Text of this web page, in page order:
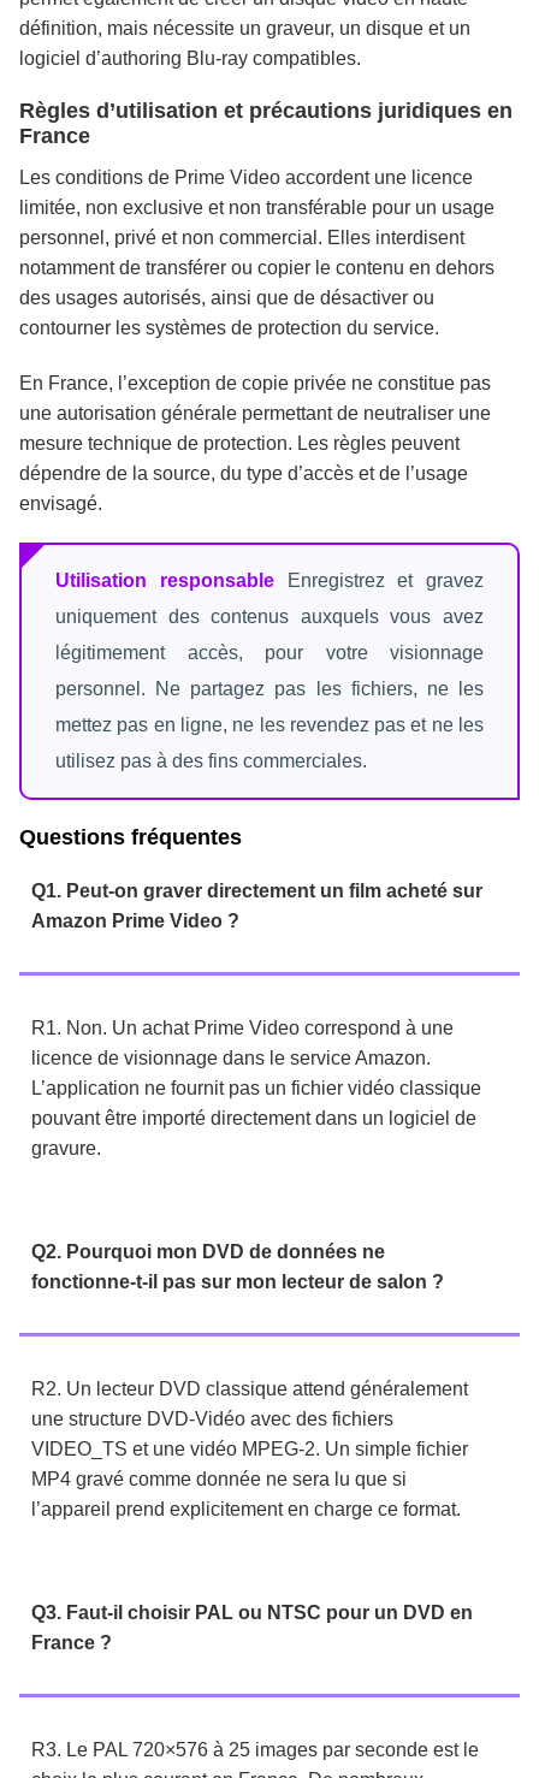
définition, mais nécessite un graveur, un disque et un
logiciel d’authoring Blu-ray compatibles.
Règles d’utilisation et précautions juridiques en
France
Les conditions de Prime Video accordent une licence
limitée, non exclusive et non transférable pour un usage
personnel, privé et non commercial. Elles interdisent
notamment de transférer ou copier le contenu en dehors
des usages autorisés, ainsi que de désactiver ou
contourner les systèmes de protection du service.
En France, l’exception de copie privée ne constitue pas
une autorisation générale permettant de neutraliser une
mesure technique de protection. Les règles peuvent
dépendre de la source, du type d’accès et de l’usage
envisagé.
Utilisation responsableEnregistrez et gravez
uniquement des contenus auxquels vous avez
légitimement accès, pour votre visionnage
personnel. Ne partagez pas les fichiers, ne les
mettez pas en ligne, ne les revendez pas et ne les
utilisez pas à des fins commerciales.
Questions fréquentes
Q1. Peut-on graver directement un film acheté sur
Amazon Prime Video ?
R1. Non. Un achat Prime Video correspond à une
licence de visionnage dans le service Amazon.
L’application ne fournit pas un fichier vidéo classique
pouvant être importé directement dans un logiciel de
gravure.
Q2. Pourquoi mon DVD de données ne
fonctionne-t-il pas sur mon lecteur de salon ?
R2. Un lecteur DVD classique attend généralement
une structure DVD-Vidéo avec des fichiers
VIDEO_TS et une vidéo MPEG-2. Un simple fichier
MP4 gravé comme donnée ne sera lu que si
l’appareil prend explicitement en charge ce format.
Q3. Faut-il choisir PAL ou NTSC pour un DVD en
France ?
R3. Le PAL 720×576 à 25 images par seconde est le